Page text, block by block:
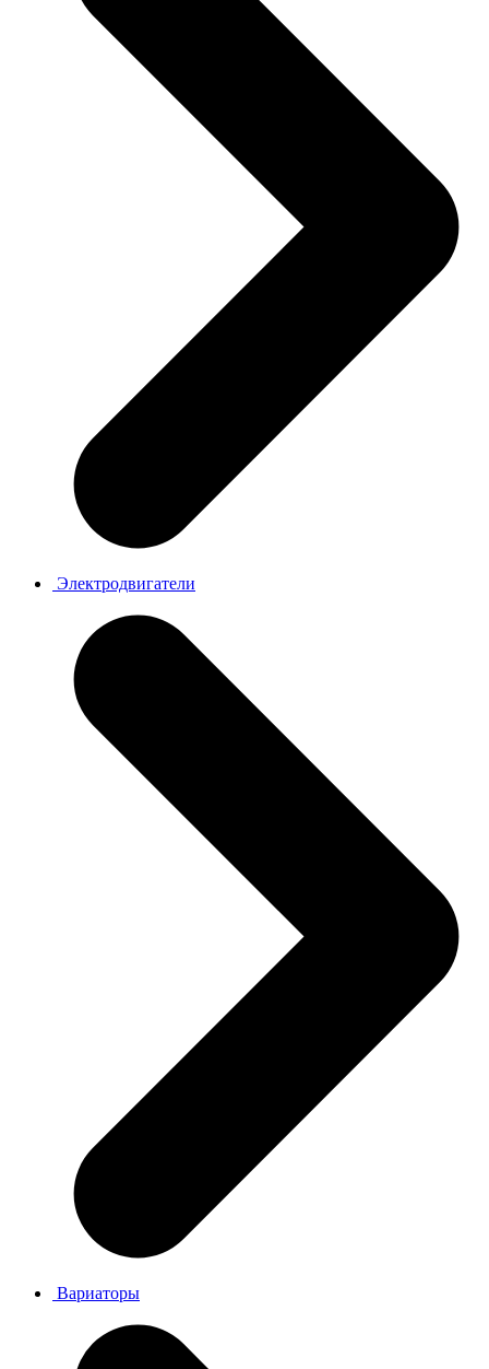
Электродвигатели
Вариаторы